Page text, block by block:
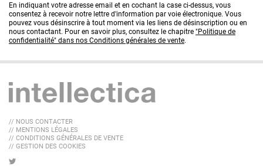
En indiquant votre adresse email et en cochant la case ci-dessus, vous
consentez à recevoir notre lettre d'information par voie électronique. Vous
pouvez vous désinscrire à tout moment via les liens de désinscription ou en
nous contactant. Pour en savoir plus, consultez le chapitre "Politique de
confidentialité" dans nos Conditions générales de vente.
// NOUS CONTACTER
// MENTIONS LÉGALES
// CONDITIONS GÉNÉRALES DE VENTE
// GESTION DES COOKIES